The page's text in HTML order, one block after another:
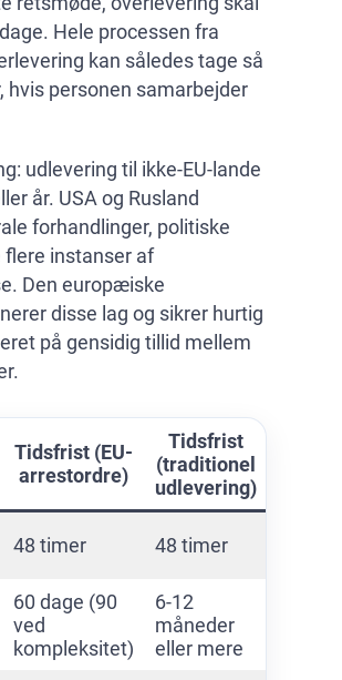
Hele processen fra
kan således tage så
hvis personen samarbejder
udlevering til ikke-EU-lande
år. USA og Rusland
forhandlinger, politiske
instanser af
Den europæiske
disse lag og sikrer hurtig
på gensidig tillid mellem
Tidsfrist (EU-
arrestordre)
Tidsfrist
(traditionel
udlevering)
48 timer 48 timer
60 dage (90
ved
kompleksitet)
6-12
måneder
eller mere